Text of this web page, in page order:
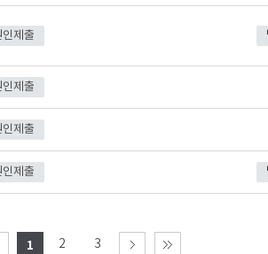
인제출
인제출
인제출
인제출
1 2 3